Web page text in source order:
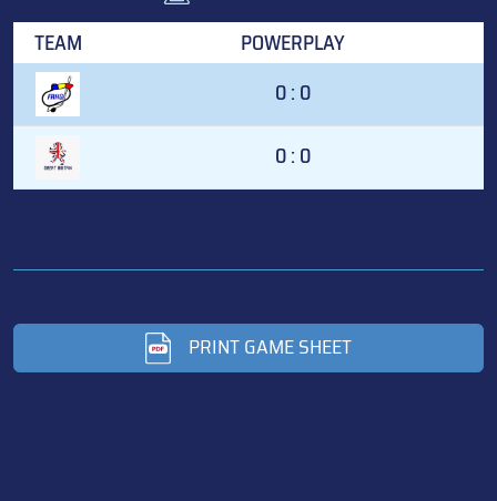
TEAM
POWERPLAY
0 : 0
0 : 0
PRINT GAME SHEET